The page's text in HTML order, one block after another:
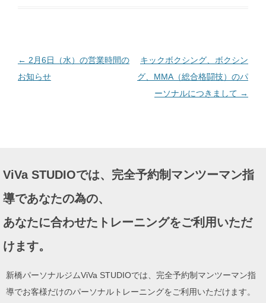
で
開
ま
す
投
稿
ョ
ン
← 2月6日（水）の営業時間の
お知らせ
キックボクシング、ボクシン
グ、MMA（総合格闘技）のパ
ーソナルにつきまして →
ViVa STUDIOでは、完全予約制マンツーマン指
導であなたの為の、
あなたに合わせたトレーニングをご利用いただ
けます。
新橋パーソナルジムViVa STUDIOでは、完全予約制マンツーマン指
導でお客様だけのパーソナルトレーニングをご利用いただけます。